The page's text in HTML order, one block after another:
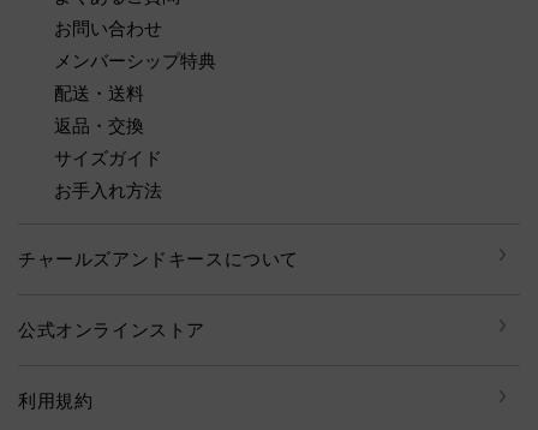
お問い合わせ
メンバーシップ特典
配送・送料
返品・交換
サイズガイド
お手入れ方法
チャールズアンドキースについて
公式オンラインストア
利用規約